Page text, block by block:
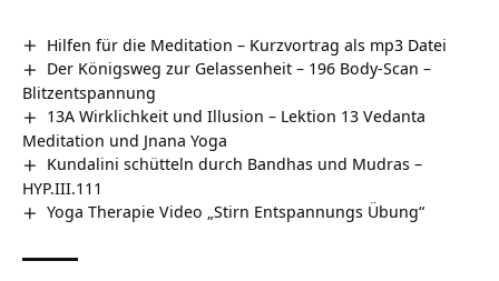
Hilfen für die Meditation – Kurzvortrag als mp3 Datei
Der Königsweg zur Gelassenheit – 196 Body-Scan –
Blitzentspannung
13A Wirklichkeit und Illusion – Lektion 13 Vedanta
Meditation und Jnana Yoga
Kundalini schütteln durch Bandhas und Mudras –
HYP.III.111
Yoga Therapie Video „Stirn Entspannungs Übung“